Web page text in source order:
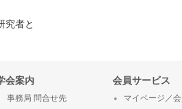
究者と
会案内
事務局 問合せ先
会員サービス
マイページ／